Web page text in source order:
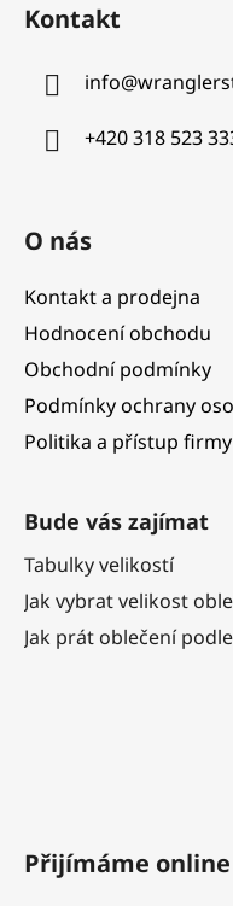
Kontakt
info@
+420 318 523
O nás
Kontakt a prodejna
Hodnocení obchodu
Obchodní podmínky
Podmínky ochrany
Politika a přístup
Bude vás zajímat
Tabulky velikostí
Jak vybrat velikost
Jak prát oblečení
Přijímáme